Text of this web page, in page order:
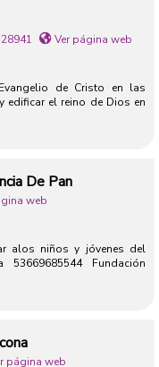
Ver página web
de Cristo en las
edificar el reino de Dios en
De Pan
web
alos niños y jóvenes del
53669685544 Fundación
página web